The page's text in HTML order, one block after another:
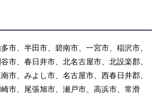
市、半田市、碧南市、一宮市、稲沢市、
市、春日井市、北名古屋市、北設楽郡、
市、みよし市、名古屋市、西春日井郡、
市、尾張旭市、瀬戸市、高浜市、常滑